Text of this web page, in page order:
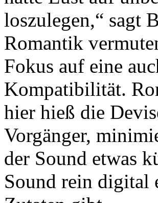
loszulegen,“ sagt
Romantik
Fokus auf eine
Kompatibilität.
hier hieß die
Vorgänger,
der Sound etwas
Sound rein digital